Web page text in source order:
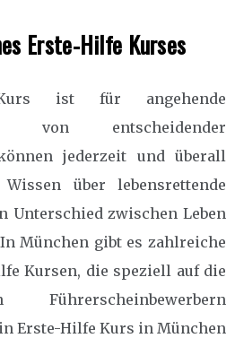
Erste-Hilfe Kurses
ist für angehende
von entscheidender
jederzeit und überall
über lebensrettende
Unterschied zwischen Leben
München gibt es zahlreiche
Kursen, die speziell auf die
Erste-Hilfe Kurs in München